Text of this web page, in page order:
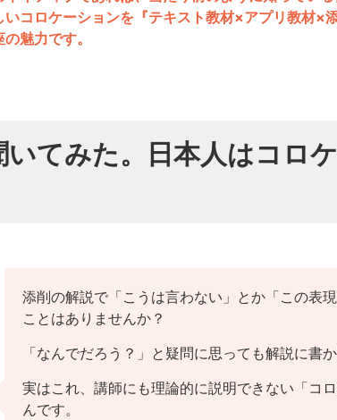
コロケーションを『テキスト教材×アプリ教材×
魅力です。
てみた。日本人はコロ
添削の解説で「こうは言わない」とか「この表
ことはありませんか？
「なんでだろう？」と疑問に思っても解説に書
実はこれ、講師にも理論的に説明できない「コ
んです。